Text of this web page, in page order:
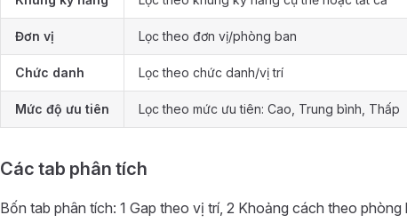
Đơn vị Lọc theo đơn vị/phòng ban
Chức danh Lọc theo chức danh/vị trí
Mức độ ưu tiên Lọc theo mức ưu tiên: Cao, Trung bình, Thấp
Các tab phân tích
Bốn tab phân tích: 1 Gap theo vị trí, 2 Khoảng cách theo